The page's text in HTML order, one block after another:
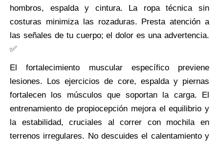
hombros, espalda y cintura. La ropa técnica sin
costuras minimiza las rozaduras. Presta atención a
las señales de tu cuerpo; el dolor es una advertencia.
✅
El fortalecimiento muscular específico previene
lesiones. Los ejercicios de core, espalda y piernas
fortalecen los músculos que soportan la carga. El
entrenamiento de propiocepción mejora el equilibrio y
la estabilidad, cruciales al correr con mochila en
terrenos irregulares. No descuides el calentamiento y